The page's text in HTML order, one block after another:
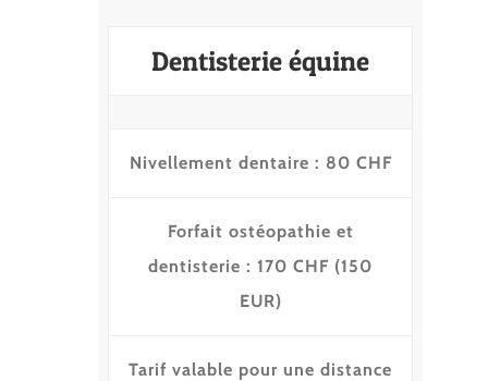
Dentisterie équine
Nivellement dentaire : 80 CHF
Forfait ostéopathie et
dentisterie : 170 CHF (150
EUR)
Tarif valable pour une distance